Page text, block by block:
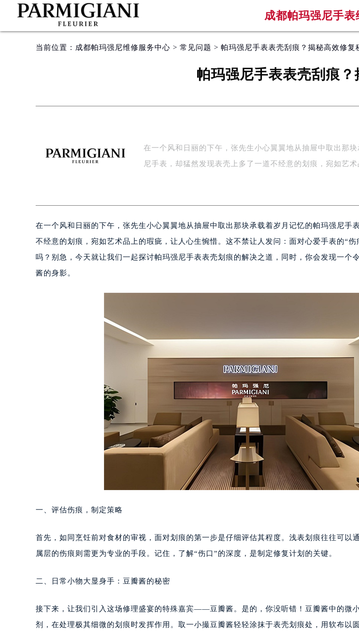
成都帕玛强尼手表
当前位置： 成都帕玛强尼维修服务中心 > 常见问题 > 帕玛强尼手表表壳刮痕？揭秘高效修复
帕玛强尼手表表壳刮痕
在一个风和日丽的下午，张先生小心翼翼地从抽屉中取出那
尼手表，却猛然发现表壳上多了一道不经意的划痕，宛如艺
在一个风和日丽的下午，张先生小心翼翼地从抽屉中取出那块承载着岁月记忆的帕玛强尼手
不经意的划痕，宛如艺术品上的瑕疵，让人心生惋惜。这不禁让人发问：面对心爱手表的“
吗？别急，今天就让我们一起探讨帕玛强尼手表表壳划痕的解决之道，同时，你会发现一
酱的身影。
一、评估伤痕，制定策略
首先，如同烹饪前对食材的审视，面对划痕的第一步是仔细评估其程度。浅表划痕往往可以
属层的伤痕则需更为专业的手段。记住，了解“伤口”的深度，是制定修复计划的关键。
二、日常小物大显身手：豆瓣酱的秘密
接下来，让我们引入这场修理盛宴的特殊嘉宾——豆瓣酱。是的，你没听错！豆瓣酱中的微
剂，在处理极其细微的划痕时发挥作用。取一小撮豆瓣酱轻轻涂抹于表壳划痕处，用软布以